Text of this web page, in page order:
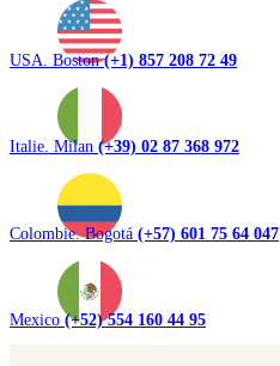
USA. Boston(+1) 857 208 72 49
Italie. Milan (+39) 02 87 368 972
Colombie. Bogotá (+57) 601 75 64 047
Mexico (+52) 554 160 44 95